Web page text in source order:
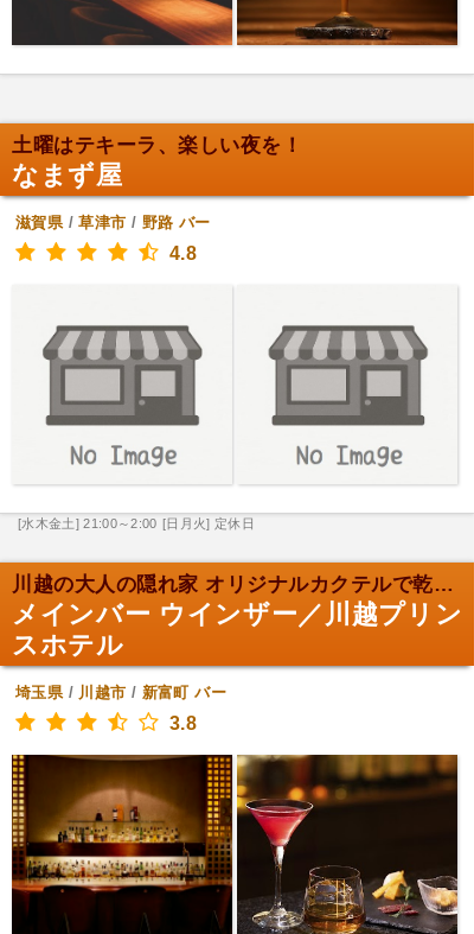
土曜はテキーラ、楽しい夜を！
なまず屋
滋賀県/草津市 / 野路 バー
4.8
[水木金土] 21:00～2:00 [日月火] 定休日
川越の大人の隠れ家 オリジナルカクテルで乾杯！
メインバー ウインザー／川越プリン
スホテル
埼玉県/ 川越市 / 新富町 バー
3.8